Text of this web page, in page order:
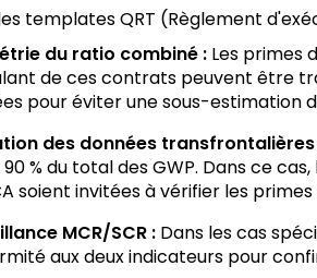
templates QRT (Règlement
du ratio combiné : Les primes
de ces contrats peuvent être
pour éviter une sous-estimation
des données transfrontalières
90 % du total des GWP. Dans ce
soient invitées à vérifier les primes
MCR/SCR : Dans les cas
aux deux indicateurs pour